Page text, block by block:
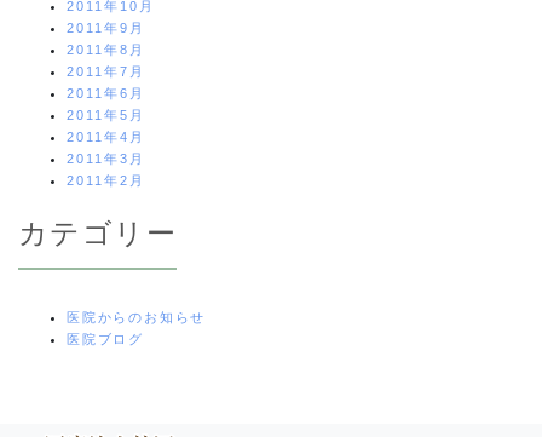
2011年10月
2011年9月
2011年8月
2011年7月
2011年6月
2011年5月
2011年4月
2011年3月
2011年2月
カテゴリー
医院からのお知らせ
医院ブログ